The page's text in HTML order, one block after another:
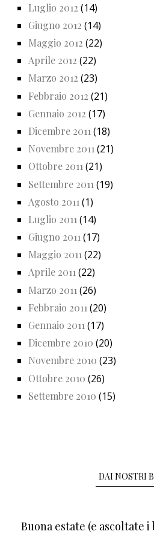
Luglio 2012 (14)
Giugno 2012 (14)
Maggio 2012 (22)
Aprile 2012 (22)
Marzo 2012 (23)
Febbraio 2012 (21)
Gennaio 2012 (17)
Dicembre 2011 (18)
Novembre 2011 (21)
Ottobre 2011(21)
Settembre 2011 (19)
Agosto 2011 (1)
Luglio 2011 (14)
Giugno 2011 (17)
Maggio 2011(22)
Aprile 2011(22)
Marzo 2011 (26)
Febbraio 2011 (20)
Gennaio 2011 (17)
Dicembre 2010 (20)
Novembre 2010 (23)
Ottobre 2010 (26)
Settembre 2010 (15)
DAI NOSTRI
Buona estate (e ascoltate i